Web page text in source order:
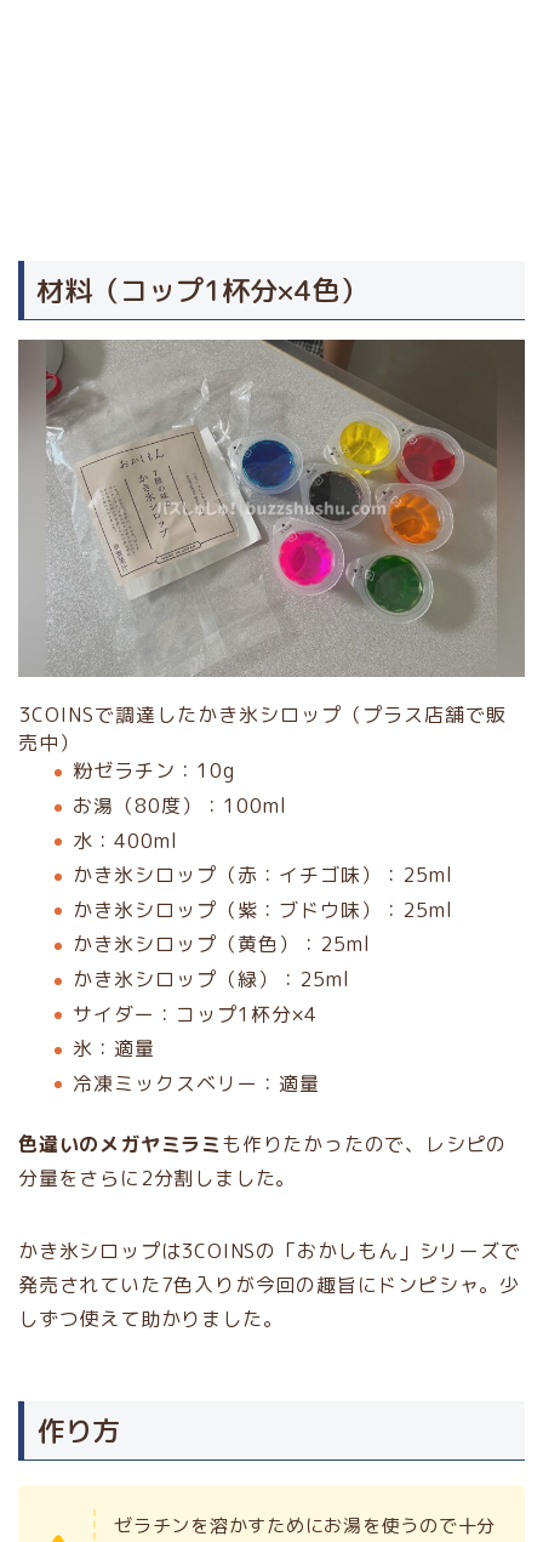
材料（コップ1杯分×4色）
3COINSで調達したかき氷シロップ（プラス店舗で販
売中）
粉ゼラチン：10g
お湯（80度）：100ml
水：400ml
かき氷シロップ（赤：イチゴ味）：25ml
かき氷シロップ（紫：ブドウ味）：25ml
かき氷シロップ（黄色）：25ml
かき氷シロップ（緑）：25ml
サイダー：コップ1杯分×4
氷：適量
冷凍ミックスベリー：適量
色違いのメガヤミラミも作りたかったので、レシピの
分量をさらに2分割しました。
かき氷シロップは3COINSの「おかしもん」シリーズで
発売されていた7色入りが今回の趣旨にドンピシャ。少
しずつ使えて助かりました。
作り方
ゼラチンを溶かすためにお湯を使うので十分